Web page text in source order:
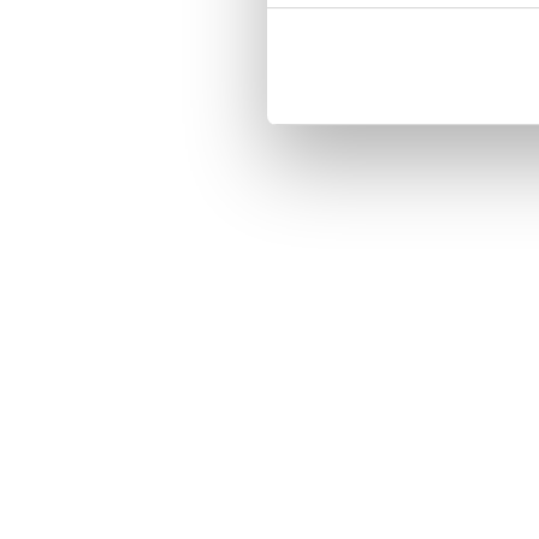
Customized front and black
Three handy card slots on the
Pocket inside, which is ideal for